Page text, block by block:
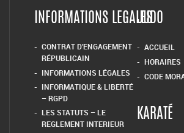
INFORMATIONS LEGALES
CONTRAT D’ENGAGEMENT
RÉPUBLICAIN
INFORMATIONS LÉGALES
INFORMATIQUE & LIBERTÉ
– RGPD
LES STATUTS – LE
REGLEMENT INTERIEUR
JUDO
ACCUEIL
HORAIRES
CODE
KARATÉ